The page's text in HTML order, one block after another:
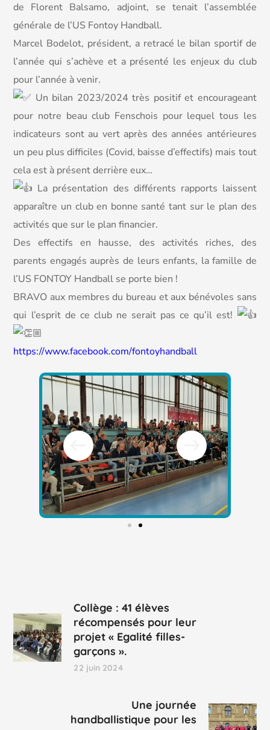
de Florent Balsamo, adjoint, se tenait l’assemblée
générale de l’US Fontoy Handball.
Marcel Bodelot, président, a retracé le bilan sportif de
l’année qui s’achève et a présenté les enjeux du club
pour l’année à venir.
Un bilan 2023/2024 très positif et encourageant
pour notre beau club Fenschois pour lequel tous les
indicateurs sont au vert après des années antérieures
un peu plus difficiles (Covid, baisse d’effectifs) mais tout
cela est à présent derrière eux…
La présentation des différents rapports laissent
apparaître un club en bonne santé tant sur le plan des
activités que sur le plan financier.
Des effectifs en hausse, des activités riches, des
parents engagés auprès de leurs enfants, la famille de
l’US FONTOY Handball se porte bien !
BRAVO aux membres du bureau et aux bénévoles sans
qui l’esprit de ce club ne serait pas ce qu’il est!
https://www.facebook.com/fontoyhandball
Collège : 41 élèves
récompensés pour leur
projet « Egalité filles-
garçons ».
22 juin 2024
Une journée
handballistique pour les